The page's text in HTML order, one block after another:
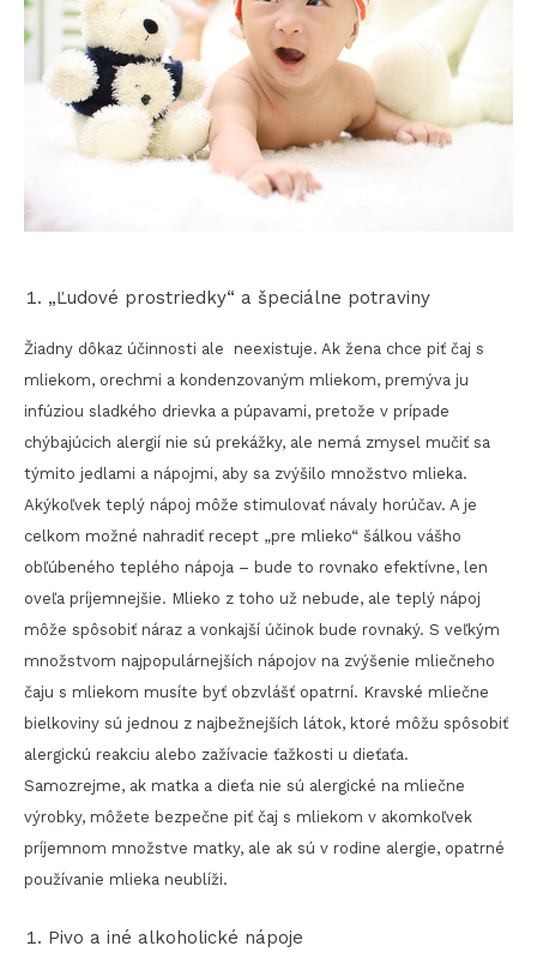
„Ľudové prostriedky“ a špeciálne potraviny
Žiadny dôkaz účinnosti ale neexistuje. Ak žena chce piť čaj s
mliekom, orechmi a kondenzovaným mliekom, premýva ju
infúziou sladkého drievka a púpavami, pretože v prípade
chýbajúcich alergií nie sú prekážky, ale nemá zmysel mučiť sa
týmito jedlami a nápojmi, aby sa zvýšilo množstvo mlieka.
Akýkoľvek teplý nápoj môže stimulovať návaly horúčav. A je
celkom možné nahradiť recept „pre mlieko“ šálkou vášho
obľúbeného teplého nápoja – bude to rovnako efektívne, len
oveľa príjemnejšie. Mlieko z toho už nebude, ale teplý nápoj
môže spôsobiť náraz a vonkajší účinok bude rovnaký. S veľkým
množstvom najpopulárnejších nápojov na zvýšenie mliečneho
čaju s mliekom musíte byť obzvlášť opatrní. Kravské mliečne
bielkoviny sú jednou z najbežnejších látok, ktoré môžu spôsobiť
alergickú reakciu alebo zažívacie ťažkosti u dieťaťa.
Samozrejme, ak matka a dieťa nie sú alergické na mliečne
výrobky, môžete bezpečne piť čaj s mliekom v akomkoľvek
príjemnom množstve matky, ale ak sú v rodine alergie, opatrné
používanie mlieka neublíži.
Pivo a iné alkoholické nápoje